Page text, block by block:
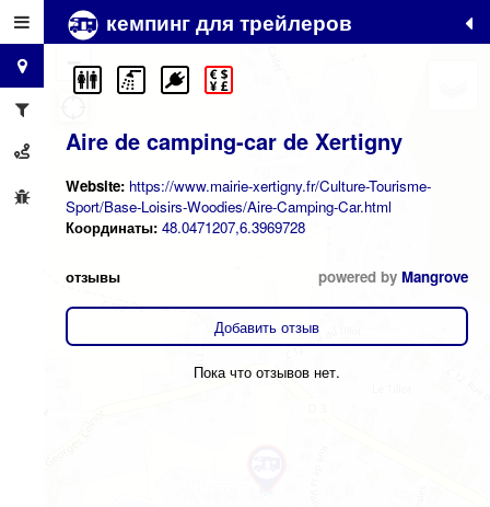
кемпинг для трейлеров
Aire de camping-car de Xertigny
Website: https://www.mairie-xertigny.fr/Culture-Tourisme-
Sport/Base-Loisirs-Woodies/Aire-Camping-Car.html
Координаты: 48.0471207,6.3969728
отзывы powered by Mangrove
Добавить отзыв
Пока что отзывов нет.
+
−